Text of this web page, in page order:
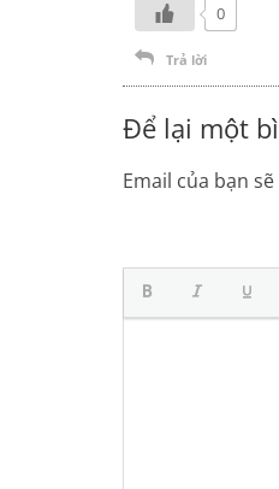
0
Trả lời
Để lại một
Email của bạn